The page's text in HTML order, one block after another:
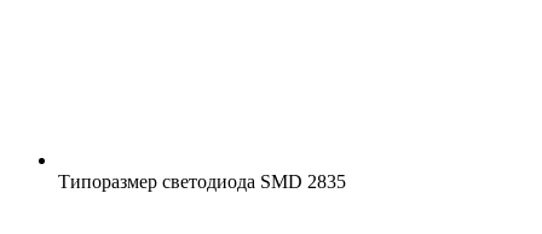
Типоразмер светодиода SMD 2835